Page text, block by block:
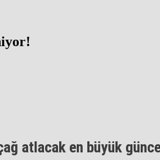
atlacak en büyük